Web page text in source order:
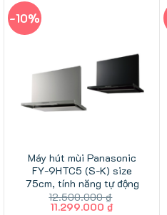
-10%
Máy hút mùi Panasonic
FY-9HTC5 (S-K) size
75cm, tính năng tự động
12.500.000₫
Giá
11.299.000 ₫